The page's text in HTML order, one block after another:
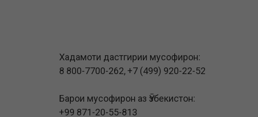
Хадамоти дастгирии мусофирон:
8 800-7700-262,+7 (499) 920-22-52
Барои мусофирон аз Ӯзбекистон:
+99 871-20-55-813